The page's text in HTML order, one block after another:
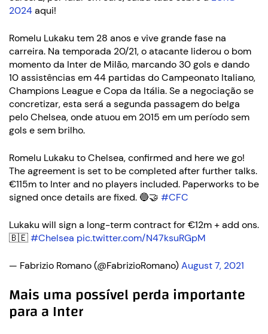
2024aqui!
Romelu Lukaku tem 28 anos e vive grande fase na
carreira. Na temporada 20/21, o atacante liderou o bom
momento da Inter de Milão, marcando 30 gols e dando
10 assistências em 44 partidas do Campeonato Italiano,
Champions League e Copa da Itália. Se a negociação se
concretizar, esta será a segunda passagem do belga
pelo Chelsea, onde atuou em 2015 em um período sem
gols e sem brilho.
Romelu Lukaku to Chelsea, confirmed and here we go!
The agreement is set to be completed after further talks.
€115m to Inter and no players included. Paperworks to be
signed once details are fixed. 🔵🤝 #CFC
Lukaku will sign a long-term contract for €12m + add ons.
🇧🇪#Chelsea pic.twitter.com/N47ksuRGpM
— Fabrizio Romano (@FabrizioRomano)August 7, 2021
Mais uma possível perda importante
para a Inter